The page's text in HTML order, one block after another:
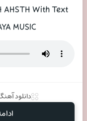
AHSTH With Text
MUSIC
دانلود